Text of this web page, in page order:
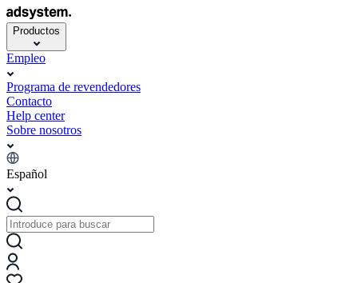
Productos
Empleo
Programa de revendedores
Contacto
Help center
Sobre nosotros
Español